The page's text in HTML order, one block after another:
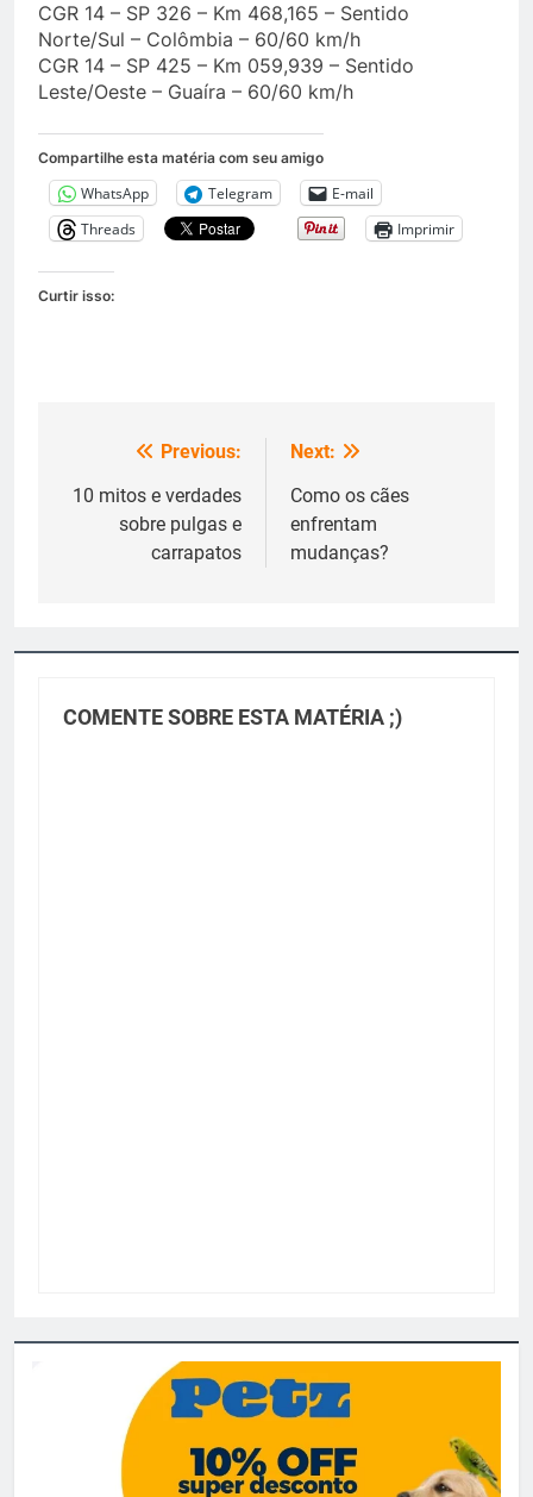
CGR 14 – SP 326 – Km 468,165 – Sentido
Norte/Sul – Colômbia – 60/60 km/h
CGR 14 – SP 425 – Km 059,939 – Sentido
Leste/Oeste – Guaíra – 60/60 km/h
Compartilhe esta matéria com seu amigo
WhatsApp Telegram
E-mail
Threads
Imprimir
Curtir isso:
Navegação
de
Previous:
10 mitos e verdades
sobre pulgas e
carrapatos
Next:
Como os cães
enfrentam
mudanças?
COMENTE SOBRE ESTA MATÉRIA ;)